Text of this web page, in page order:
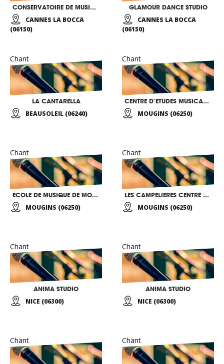
CONSERVATOIRE DE MUSIQUE ET D’ART DRAMATIQUE DE CANNES
CANNES LA BOCCA
(06150)
GLAMOUR DANCE STUDIO
CANNES LA BOCCA
(06150)
Chant
LA CANTARELLA
BEAUSOLEIL (06240)
Chant
CENTRE D’ETUDES MUSICALES ET ARTISTIQUES
MOUGINS (06250)
Chant
ECOLE DE MUSIQUE DE MOUGINS
MOUGINS (06250)
Chant
LES CAMPELIERES CENTRE EDUCATIF ET CULTUREL
MOUGINS (06250)
Chant
ANIMA STUDIO
NICE (06300)
Chant
ANIMA STUDIO
NICE (06300)
Chant Chant